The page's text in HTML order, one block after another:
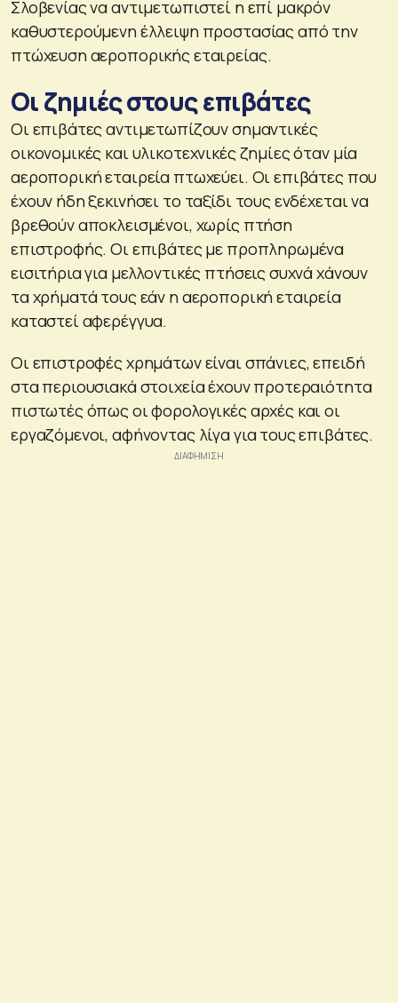
Σλοβενίας να αντιμετωπιστεί η επί μακρόν
καθυστερούμενη έλλειψη προστασίας από την
πτώχευση αεροπορικής εταιρείας.
Οι ζημιές στους επιβάτες
Οι επιβάτες αντιμετωπίζουν σημαντικές
οικονομικές και υλικοτεχνικές ζημίες όταν μία
αεροπορική εταιρεία πτωχεύει. Οι επιβάτες που
έχουν ήδη ξεκινήσει το ταξίδι τους ενδέχεται να
βρεθούν αποκλεισμένοι, χωρίς πτήση
επιστροφής. Οι επιβάτες με προπληρωμένα
εισιτήρια για μελλοντικές πτήσεις συχνά χάνουν
τα χρήματά τους εάν η αεροπορική εταιρεία
καταστεί αφερέγγυα.
Οι επιστροφές χρημάτων είναι σπάνιες, επειδή
στα περιουσιακά στοιχεία έχουν προτεραιότητα
πιστωτές όπως οι φορολογικές αρχές και οι
εργαζόμενοι, αφήνοντας λίγα για τους επιβάτες.